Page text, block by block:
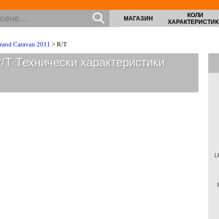
МАГАЗИН
КОЛИ
Caravan 2011 > R/T
T Технически характеристики